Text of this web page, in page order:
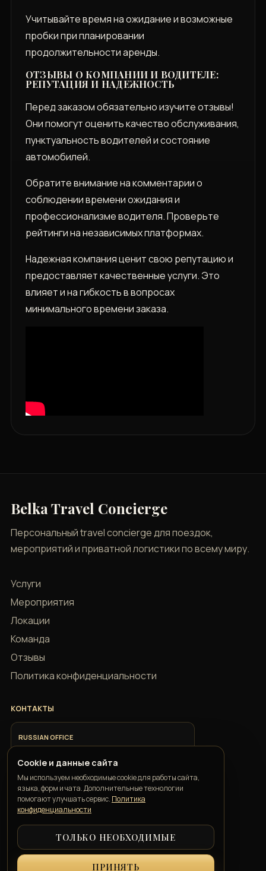
Учитывайте время на ожидание и возможные
пробки при планировании
продолжительности аренды.
ОТЗЫВЫ О КОМПАНИИ И ВОДИТЕЛЕ:
РЕПУТАЦИЯ И НАДЕЖНОСТЬ
Перед заказом обязательно изучите отзывы!
Они помогут оценить качество обслуживания,
пунктуальность водителей и состояние
автомобилей.
Обратите внимание на комментарии о
соблюдении времени ожидания и
профессионализме водителя. Проверьте
рейтинги на независимых платформах.
Надежная компания ценит свою репутацию и
предоставляет качественные услуги. Это
влияет и на гибкость в вопросах
минимального времени заказа.
Belka Travel Concierge
Персональный travel concierge для поездок,
мероприятий и приватной логистики по всему миру.
Услуги
Мероприятия
Локации
Команда
Отзывы
Политика конфиденциальности
КОНТАКТЫ
RUSSIAN OFFICE
+7 918 685 9883
ITALIAN OFFICE
+39 351 352 1163
GEORGIAN OFFICE
+995 550 00 57 50
Cookie и данные сайта
Мы используем необходимые cookie для работы сайта,
языка, форм и чата. Дополнительные технологии
помогают улучшать сервис. Политика
конфиденциальности
ТОЛЬКО НЕОБХОДИМЫЕ
ПРИНЯТЬ